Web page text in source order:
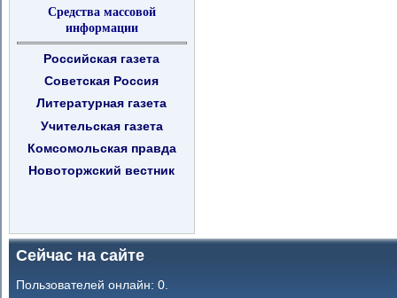
Средства массовой
информации
Российская газета
Советская Россия
Литературная газета
Учительская газета
Комсомольская правда
Новоторжский вестник
Сейчас на сайте
Пользователей онлайн: 0.